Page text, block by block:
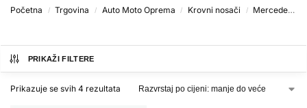
Početna / Trgovina / Auto Moto Oprema / Krovni nosači / Mercedes krovni nosači
PRIKAŽI FILTERE
Prikazuje se svih 4 rezultata